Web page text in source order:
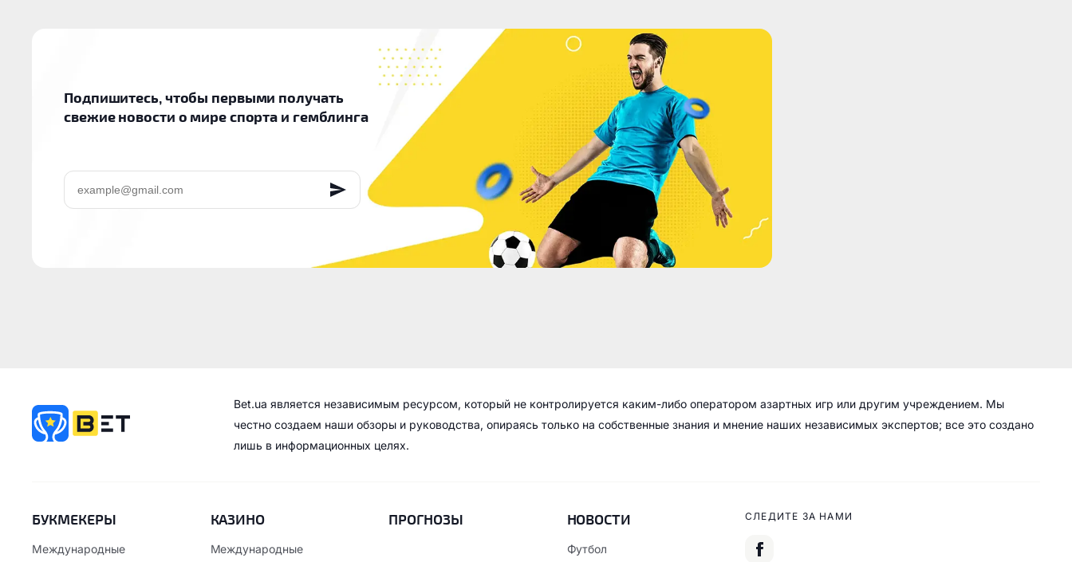
Подпишитесь, чтобы первыми получать
свежие новости о мире спорта и гемблинга
Bet.ua является независимым ресурсом, который не контролируется каким-либо оператором азартных игр или другим учреждением. Мы
честно создаем наши обзоры и руководства, опираясь только на собственные знания и мнение наших независимых экспертов; все это создано
лишь в информационных целях.
БУКМЕКЕРЫ
Международные
КАЗИНО
Международные
ПРОГНОЗЫ НОВОСТИ
Футбол
СЛЕДИТЕ ЗА НАМИ